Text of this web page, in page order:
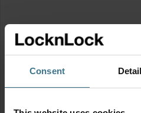
Consent
MIX & MATCH